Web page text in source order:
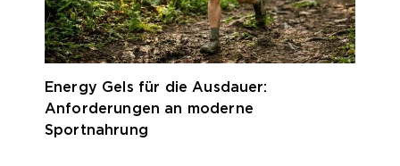
Energy Gels für die Ausdauer:
Anforderungen an moderne
Sportnahrung